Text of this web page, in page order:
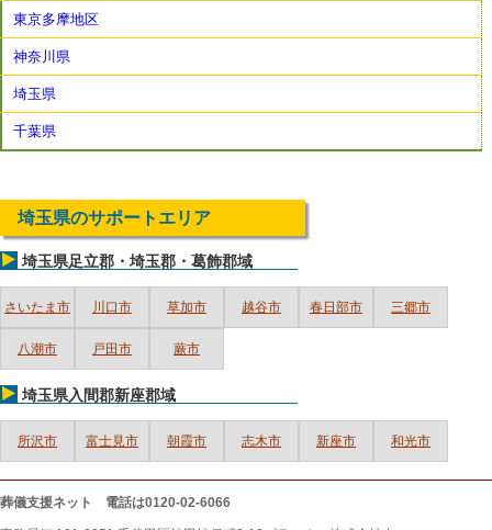
東京多摩地区
神奈川県
埼玉県
千葉県
埼玉県のサポートエリア
埼玉県足立郡・埼玉郡・葛飾郡域
さいたま市 川口市 草加市 越谷市 春日部市 三郷市
八潮市 戸田市 蕨市
埼玉県入間郡新座郡域
所沢市 富士見市 朝霞市 志木市 新座市 和光市
葬儀支援ネット 電話は0120-02-6066